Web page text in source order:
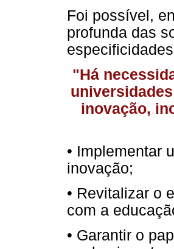
Foi possível,
profunda das
"Há
inovação,
• Implementar
inovação;
• Revitalizar o
com a
• Garantir o